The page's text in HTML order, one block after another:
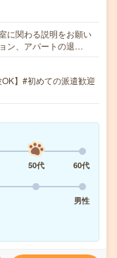
に関わる説明をお願い
ン、アパートの退…
】#初めての派遣歓迎
50代
60代
男性